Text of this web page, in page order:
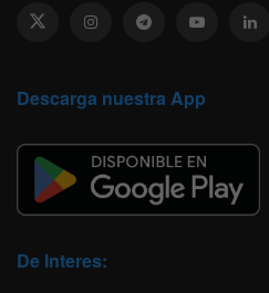
Descarga nuestra App
De Interes: